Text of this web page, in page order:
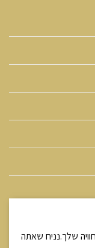
שלך.נניח שאתה